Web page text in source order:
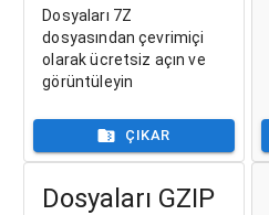
Dosyaları 7Z
dosyasından çevrimiçi
olarak ücretsiz açın ve
görüntüleyin
ÇIKAR
Dosyaları GZIP